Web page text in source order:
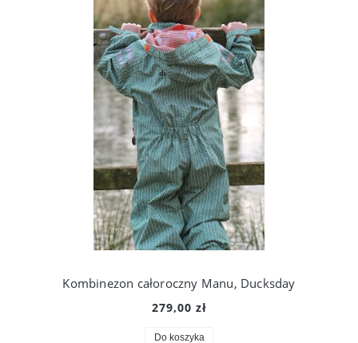
Kombinezon całoroczny Manu, Ducksday
279,00 zł
Do koszyka